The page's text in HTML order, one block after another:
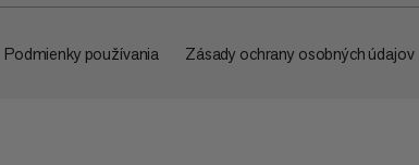
Podmienky používania Zásady ochrany osobných údajov